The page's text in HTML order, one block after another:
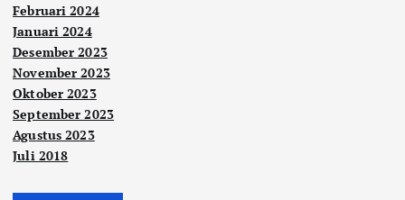
Februari 2024
Januari 2024
Desember 2023
November 2023
Oktober 2023
September 2023
Agustus 2023
Juli 2018